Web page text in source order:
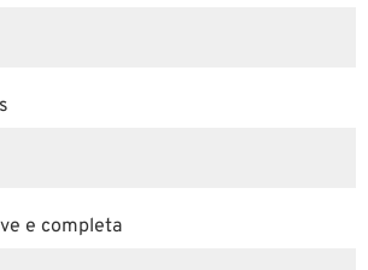
e completa